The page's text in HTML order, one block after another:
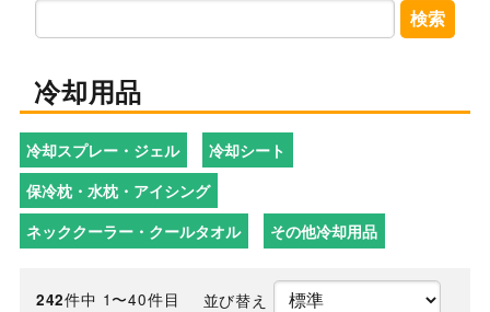
検索
冷却用品
冷却スプレー・ジェル
冷却シート
保冷枕・水枕・アイシング
ネッククーラー・クールタオル
その他冷却用品
242件中 1〜40件目 並び替え